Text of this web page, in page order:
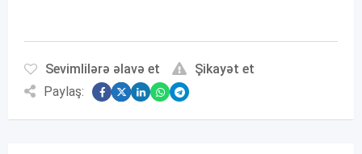
Sevimlilərə əlavə et
Şikayət et
Paylaş: